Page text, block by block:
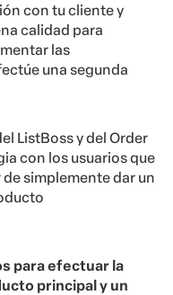
con tu cliente y
calidad para
las
una segunda
ListBoss y del Order
con los usuarios que
simplemente dar un
para efectuar la
principal y un